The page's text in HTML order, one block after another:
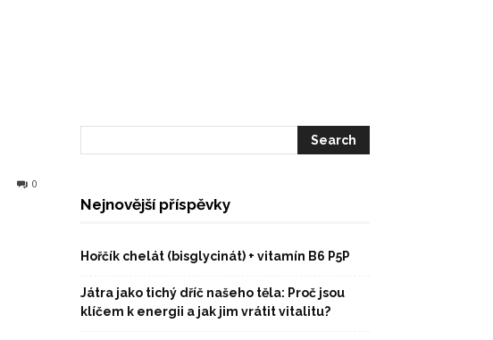
0
Nejnovější příspěvky
Hořčík chelát (bisglycinát) + vitamín B6 P5P
Játra jako tichý dříč našeho těla: Proč jsou
klíčem k energii a jak jim vrátit vitalitu?